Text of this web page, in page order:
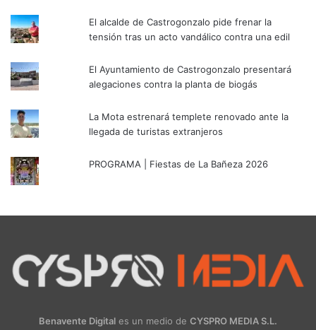
El alcalde de Castrogonzalo pide frenar la
tensión tras un acto vandálico contra una edil
El Ayuntamiento de Castrogonzalo presentará
alegaciones contra la planta de biogás
La Mota estrenará templete renovado ante la
llegada de turistas extranjeros
PROGRAMA | Fiestas de La Bañeza 2026
Benavente Digital es un medio de CYSPRO MEDIA S.L.